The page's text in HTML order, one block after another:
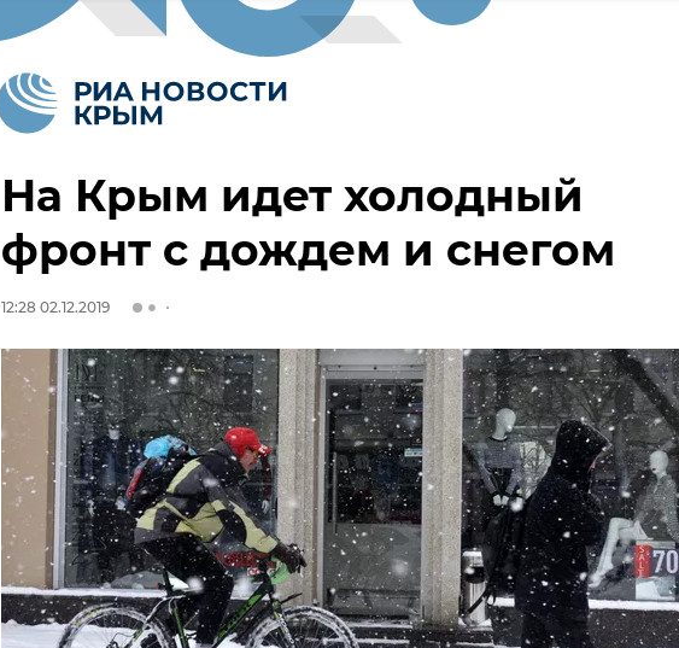
На Крым идет холодный
фронт с дождем и снегом
12:28 02.12.2019